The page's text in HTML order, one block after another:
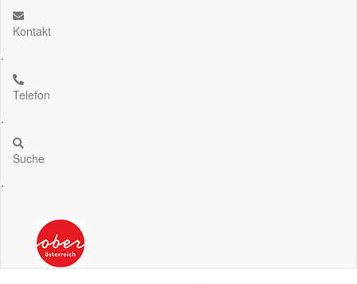
Kontakt
.
Telefon
.
Suche
.